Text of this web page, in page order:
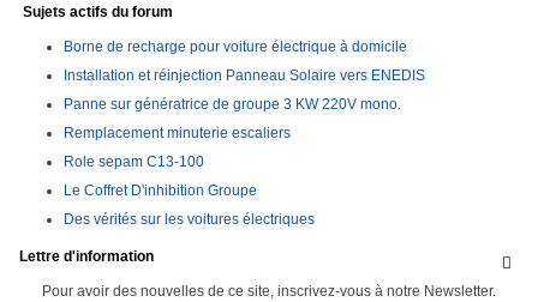
Sujets actifs du forum
Borne de recharge pour voiture électrique à domicile
Installation et réinjection Panneau Solaire vers ENEDIS
Panne sur génératrice de groupe 3 KW 220V mono.
Remplacement minuterie escaliers
Role sepam C13-100
Le Coffret D'inhibition Groupe
Des vérités sur les voitures électriques

Lettre d'information
Pour avoir des nouvelles de ce site, inscrivez-vous à notre Newsletter.